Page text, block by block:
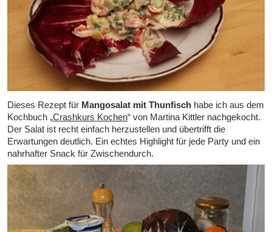
Dieses Rezept für Mangosalat mit Thunfisch habe ich aus dem
Kochbuch „Crashkurs Kochen“ von Martina Kittler nachgekocht.
Der Salat ist recht einfach herzustellen und übertrifft die
Erwartungen deutlich. Ein echtes Highlight für jede Party und ein
nahrhafter Snack für Zwischendurch.